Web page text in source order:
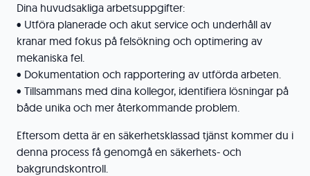
Dina huvudsakliga arbetsuppgifter:
• Utföra planerade och akut service och underhåll av
kranar med fokus på felsökning och optimering av
mekaniska fel.
• Dokumentation och rapportering av utförda arbeten.
• Tillsammans med dina kollegor, identifiera lösningar på
både unika och mer återkommande problem.
Eftersom detta är en säkerhetsklassad tjänst kommer du i
denna process få genomgå en säkerhets- och
bakgrundskontroll.